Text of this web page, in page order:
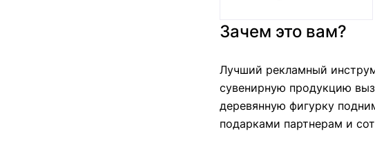
Зачем это вам?
Лучший рекламный
сувенирную продукцию
деревянную фигурку
подарками партнерам и